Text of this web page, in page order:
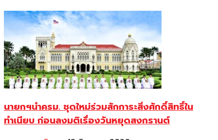
นายกฯนำครม. ชุดใหม่ร่วมสักการะสิ่งศักดิ์สิทธิ์ใน
ทำเนียบ ก่อนลงมติเรื่องวันหยุดสงกรานต์